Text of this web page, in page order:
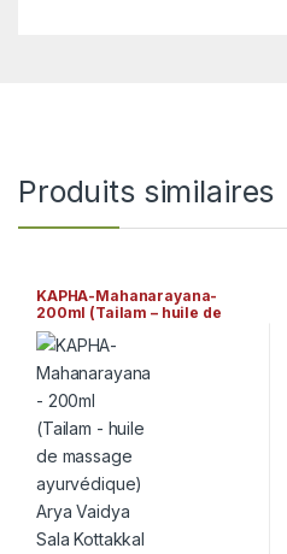
Produits similaires
KAPHA-Mahanarayana-
200ml (Tailam – huile de
massage ayurvédique) Arya
Vaidya Sala Kottakkal